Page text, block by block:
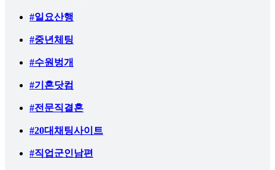
#일요산행
#중년체팅
#수원벙개
#기혼닷컴
#전문직결혼
#20대채팅사이트
#직업군인남편